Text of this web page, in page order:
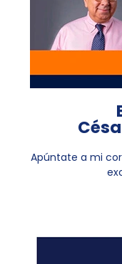
Apúntate a mi